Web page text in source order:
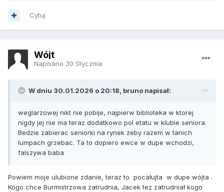
Cytuj
Wójt
Napisano 30 Stycznia
W dniu 30.01.2026 o 20:18, bruno napisał:
weglarzowej nikt nie pobije, najpierw biblioteka w ktorej
nigdy jej nie ma teraz dodatkowo pol etatu w klubie seniora.
Bedzie zabierac seniorki na rynek zeby razem w tanich
lumpach grzebac. Ta to dopiero ewce w dupe wchodzi,
falszywa baba
Powiem moje ulubione zdanie, teraz to pocałujta w dupe wójta .
Kogo chce Burmistrzowa zatrudnia, Jacek tez zatrudniał kogo